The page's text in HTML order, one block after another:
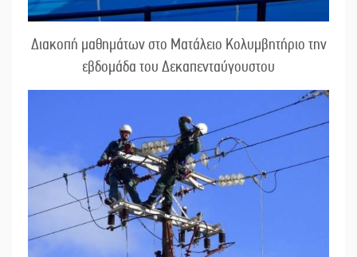
Διακοπή μαθημάτων στο Ματάλειο Κολυμβητήριο την
εβδομάδα του Δεκαπενταύγουστου